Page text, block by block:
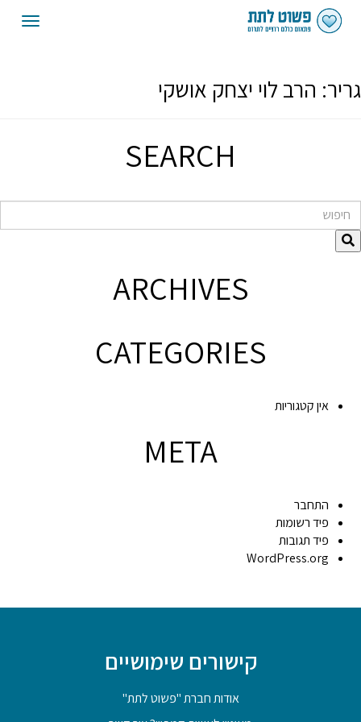
גריר: הרב לוי יצחק אושקי
SEARCH
חיפוש
ARCHIVES
CATEGORIES
אין קטגוריות
META
התחבר
פיד רשומות
פיד תגובות
WordPress.org
קישורים שימושיים
אודות חברת "פשוט לתת"